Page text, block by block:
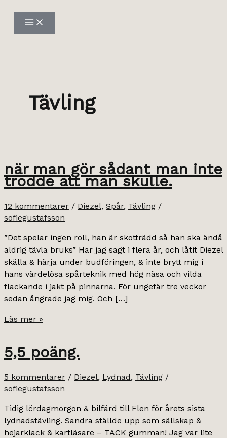
innehåll
Tävling
när man gör sådant man inte
trodde att man skulle.
12 kommentarer / Diezel, Spår, Tävling /
sofiegustafsson
”Det spelar ingen roll, han är skotträdd så han ska ändå
aldrig tävla bruks” Har jag sagt i flera år, och låtit Diezel
skälla & härja under budföringen, & inte brytt mig i
hans värdelösa spårteknik med hög näsa och vilda
flackande i jakt på pinnarna. För ungefär tre veckor
sedan ångrade jag mig. Och […]
när
sådant
inte
trodde
att
man
skulle.
Läs mer »
5,5 poäng.
5 kommentarer / Diezel, Lydnad, Tävling /
sofiegustafsson
Tidig lördagmorgon & bilfärd till Flen för årets sista
lydnadstävling. Sandra ställde upp som sällskap &
hejarklack & kartläsare – TACK gumman! Jag var lite